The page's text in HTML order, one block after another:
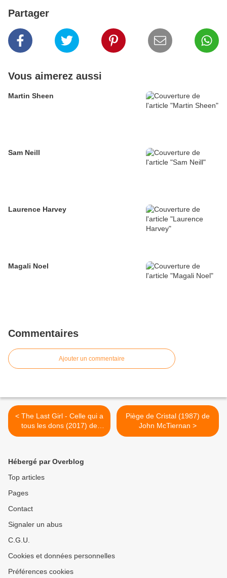
Partager
Vous aimerez aussi
Martin Sheen
Sam Neill
Laurence Harvey
Magali Noel
Commentaires
Ajouter un commentaire
< The Last Girl - Celle qui a
tous les dons (2017) de
Colm McCarthy
Piège de Cristal (1987) de
John McTiernan >
Hébergé par Overblog
Top articles
Pages
Contact
Signaler un abus
C.G.U.
Cookies et données personnelles
Préférences cookies